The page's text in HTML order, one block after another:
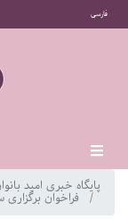
فارسی
پایگاه خبری امید
فراخوان